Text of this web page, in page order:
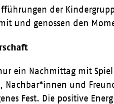
der
und genossen den
ein Nachmittag mit
Nachbar*innen und
Fest. Die positive